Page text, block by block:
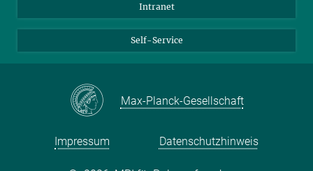
Intranet
Self-Service
Max-Planck-Gesellschaft
Impressum Datenschutzhinweis